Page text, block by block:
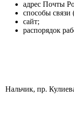
адрес Почты
способы связи
сайт;
распорядок
Нальчик, пр.